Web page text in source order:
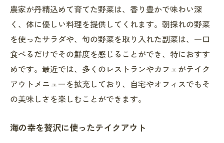
農家が丹精込めて育てた野菜は、香り豊かで味わい深
く、体に優しい料理を提供してくれます。朝採れの野菜
を使ったサラダや、旬の野菜を取り入れた副菜は、一口
食べるだけでその鮮度を感じることができ、特におすす
めです。最近では、多くのレストランやカフェがテイク
アウトメニューを拡充しており、自宅やオフィスでもそ
の美味しさを楽しむことができます。
海の幸を贅沢に使ったテイクアウト